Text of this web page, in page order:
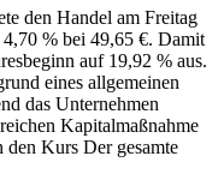
den Handel am Freitag
% bei 49,65 €. Damit
auf 19,92 % aus.
eines allgemeinen
das Unternehmen
Kapitalmaßnahme
den Kurs Der gesamte